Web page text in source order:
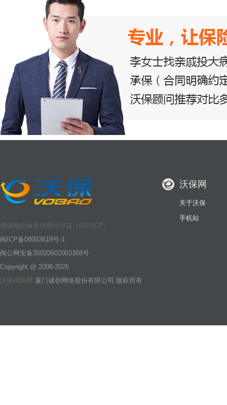
增值电信业务经营许可证（ISP/ICP）
闽ICP备08003619号-1
闽公网安备35020602003368号
Copyright @ 2008-2026
沃保保险网 厦门诚创网络股份有限公司 版权所有
沃保网
关于沃保
手机站